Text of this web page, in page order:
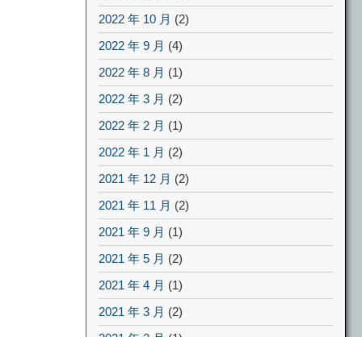
2022 年 10 月 (2)
2022 年 9 月 (4)
2022 年 8 月 (1)
2022 年 3 月 (2)
2022 年 2 月 (1)
2022 年 1 月 (2)
2021 年 12 月 (2)
2021 年 11 月 (2)
2021 年 9 月 (1)
2021 年 5 月 (2)
2021 年 4 月 (1)
2021 年 3 月 (2)